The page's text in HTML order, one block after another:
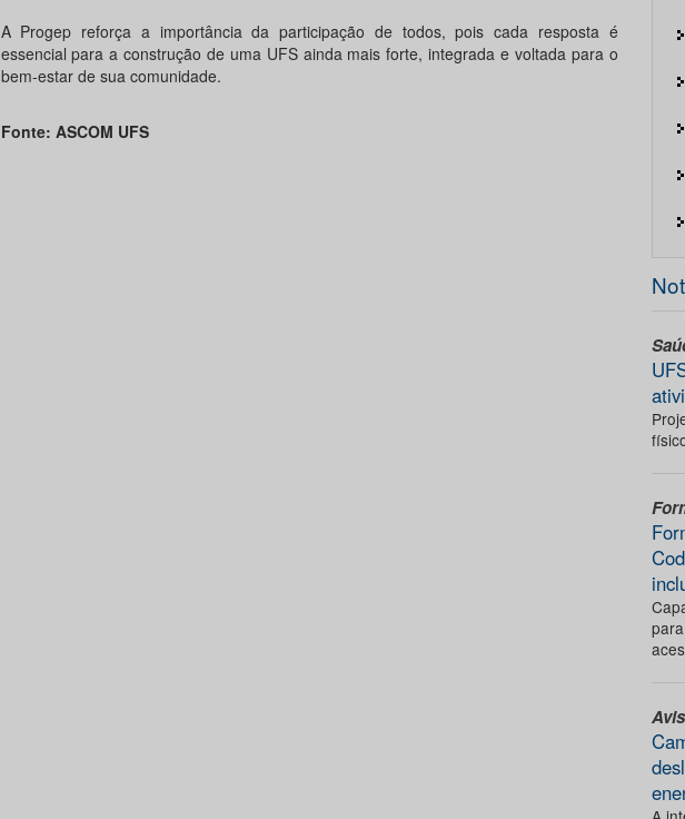
A Progep reforça a importância da participação de todos, pois cada resposta é
essencial para a construção de uma UFS ainda mais forte, integrada e voltada para o
bem-estar de sua comunidade.
Fonte: ASCOM UFS